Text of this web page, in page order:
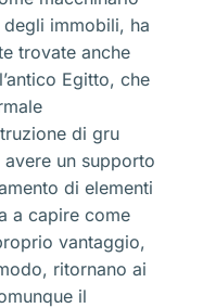
immobili, ha
trovate anche
Egitto, che
di gru
un supporto
di elementi
a capire come
vantaggio,
ritornano ai
il